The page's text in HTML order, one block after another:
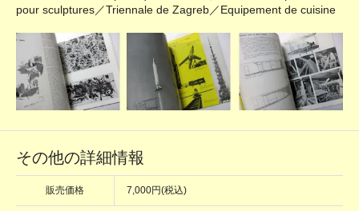
pour sculptures／Triennale de Zagreb／Equipement de cuisine
その他の詳細情報
販売価格 7,000円(税込)